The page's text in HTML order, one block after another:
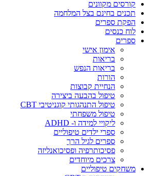
קורסים מקוונים
תכנים בחינם בצל המלחמה
הפקת ספרים
לוח כנסים
ספרים
אימון אישי
בריאות
בריאות הנפש
הורות
הנחיית קבוצות
טיפול בהבעה ביצירה
טיפול התנהגותי קוגניטיבי CBT
טיפול משפחתי
ליקויי למידה ו- ADHD
ספרי ילדים טיפוליים
ספרים לגיל הרך
פסיכותרפיה ופסיכואנליזה
צרכים מיוחדים
משחקים טיפוליים